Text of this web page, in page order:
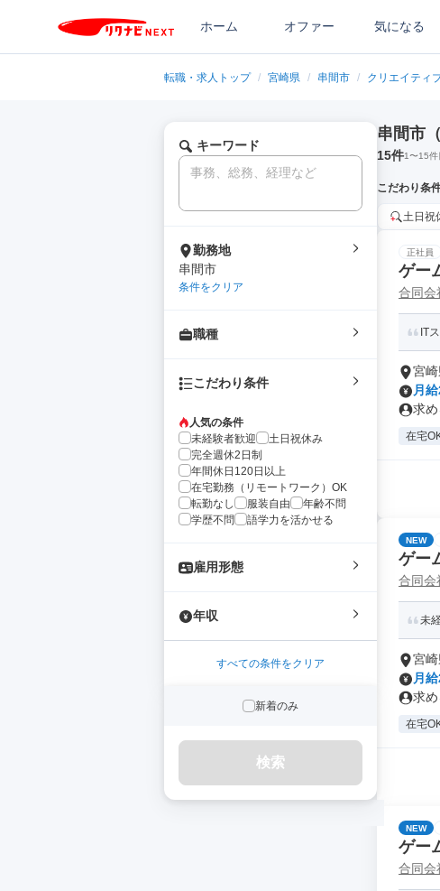
ホーム オファー 気になる
転職・求人トップ / 宮崎県 / 串間市 / クリエイティ
キーワード
勤務地
串間市
条件をクリア
職種
こだわり条件
人気の条件
未経験者歓迎
土日祝休み
完全週休2日制
年間休日120日以上
在宅勤務（リモートワーク）OK
転勤なし
服装自由
年齢不問
学歴不問
語学力を活かせる
雇用形態
年収
すべての条件をクリア
新着のみ
検索
串間市
15件1〜15件
こだわり条
土日祝
正社員
ゲー
合同会
IT
宮
月
求
在宅
NEW
ゲー
合同会
未
宮
月
求
在宅
NEW
ゲー
合同会